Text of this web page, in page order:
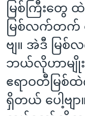
မြစ်ကြီးတွေ
မြစ်လက်တက်
ဗျ။ အဲဒီ မ
ဘယ်လိုဟာမျို
ဧရာဝတီမြစ်
ရှိတယ် ပေါ့ဗျာ